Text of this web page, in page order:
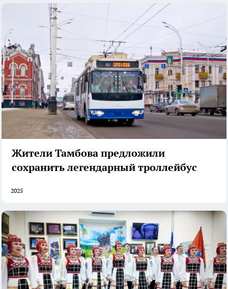
Жители Тамбова предложили
сохранить легендарный троллейбус
2025